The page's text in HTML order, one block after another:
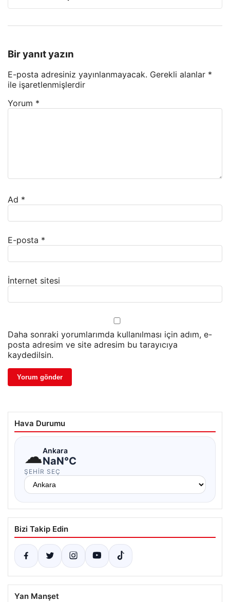
Bir yanıt yazın
E-posta adresiniz yayınlanmayacak. Gerekli alanlar *
ile işaretlenmişlerdir
Yorum *
Ad *
E-posta *
İnternet sitesi
Daha sonraki yorumlarımda kullanılması için adım, e-
posta adresim ve site adresim bu tarayıcıya
kaydedilsin.
Hava Durumu
☁Ankara
NaN°C
ŞEHIR SEÇ
Bizi Takip Edin
Yan Manşet